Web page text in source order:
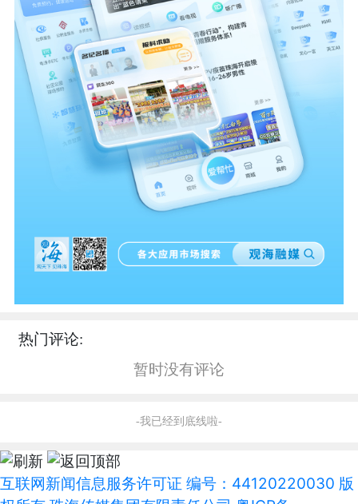
热门评论:
暂时没有评论
-我已经到底线啦-
互联网新闻信息服务许可证 编号：44120220030 版